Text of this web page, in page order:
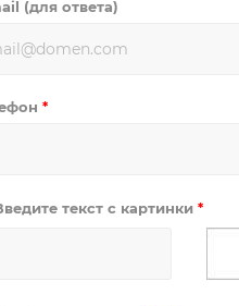
(для ответа)
*
текст с картинки *